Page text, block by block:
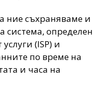
ние съхраняваме и
система, определен
(ISP) и
по време на
и часа на